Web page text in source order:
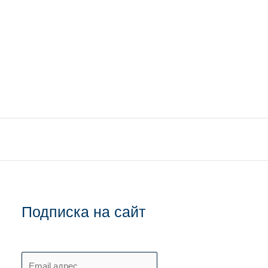
Подписка на сайт